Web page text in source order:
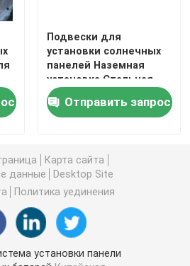
Подвески для
установки солнечных
панелей Наземная
установка Стальная
структура
Алюминиевые
компоненты,
солнечных установок
Отправить запрос
Карта сайта
данные
Desktop Site
Политика уединения
установки панели